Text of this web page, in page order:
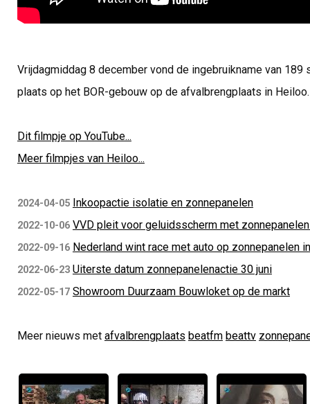
Vrijdagmiddag 8 december vond de ingebruikname van 189
plaats op het BOR-gebouw op de afvalbrengplaats in
Dit filmpje op YouTube...
Meer filmpjes van Heiloo...
2024-04-05 Inkoopactie isolatie en zonnepanelen
2022-10-06 VVD pleit voor geluidsscherm met
2022-09-16 Nederland wint race met auto op zonnepanelen
2022-06-23 Uiterste datum zonnepanelenactie 30 juni
2022-05-17 Showroom Duurzaam Bouwloket op de markt
Meer nieuws met afvalbrengplaats beatfm beattv